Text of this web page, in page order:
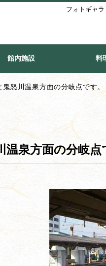
フォトギャラ
館内施設 料
怒川温泉方面の分岐点です。
泉方面の分岐点